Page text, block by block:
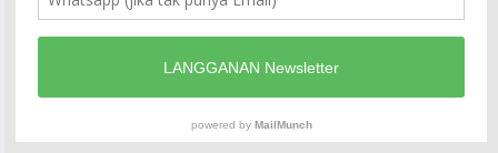
Desember 2018